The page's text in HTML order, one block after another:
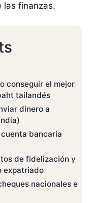
las finanzas.
conseguir el mejor
tailandés
dinero a
bancaria
de fidelización y
expatriado
nacionales e